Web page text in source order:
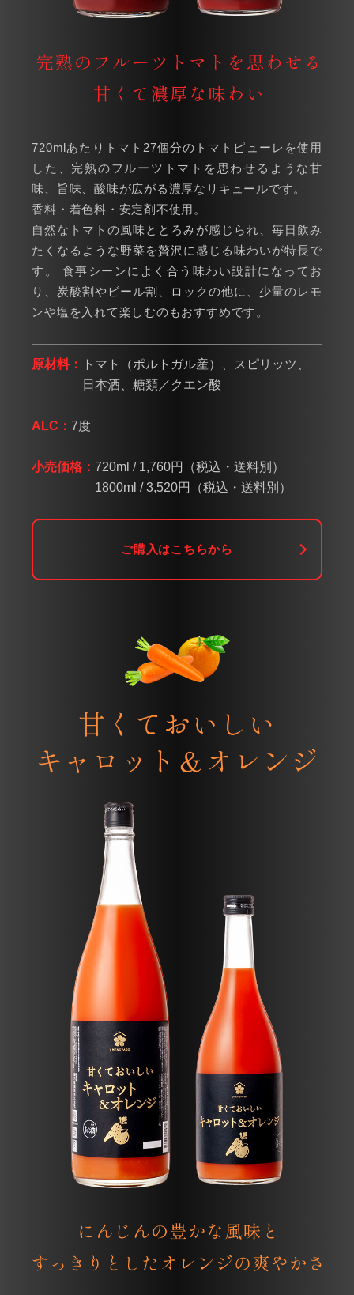
720mlあたりトマト27個分のトマトピューレを使用
した、完熟のフルーツトマトを思わせるような甘
味、旨味、酸味が広がる濃厚なリキュールです。
香料・着色料・安定剤不使用。
自然なトマトの風味ととろみが感じられ、毎日飲み
たくなるような野菜を贅沢に感じる味わいが特長で
す。 食事シーンによく合う味わい設計になってお
り、炭酸割やビール割、ロックの他に、少量のレモ
ンや塩を入れて楽しむのもおすすめです。
原材料：
トマト（ポルトガル産）、スピリッツ、
日本酒、糖類／クエン酸
ALC：7度
小売価格：720ml / 1,760円（税込・送料別）
1800ml / 3,520円（税込・送料別）
ご購入はこちらから